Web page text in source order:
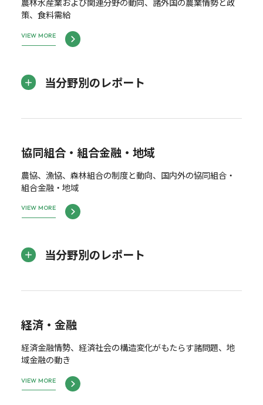
策、食料需給
VIEW MORE
当分野別のレポート
協同組合・組合金融・地域
農協、漁協、森林組合の制度と動向、国内外の協同組合・
組合金融・地域
VIEW MORE
当分野別のレポート
経済・金融
経済金融情勢、経済社会の構造変化がもたらす諸問題、地
域金融の動き
VIEW MORE